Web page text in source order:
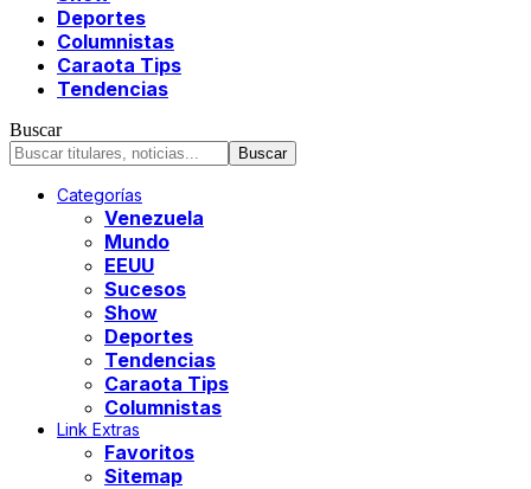
Deportes
Columnistas
Caraota Tips
Tendencias
Buscar
Categorías
Venezuela
Mundo
EEUU
Sucesos
Show
Deportes
Tendencias
Caraota Tips
Columnistas
Link Extras
Favoritos
Sitemap